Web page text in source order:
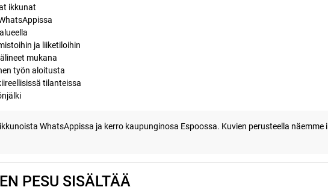
ikkunat
ja liiketiloihin
mukana
työn aloitusta
tilanteissa
WhatsAppissa ja kerro kaupunginosa Espoossa. Kuvien perusteella
PESU SISÄLTÄÄ